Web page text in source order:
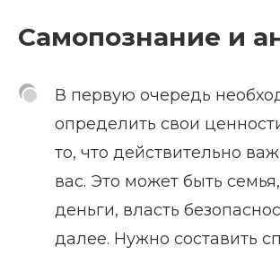
Самопознание и
В первую очередь
определить свои
то, что действительно
вас. Это может быть
деньги, власть
далее. Нужно составить